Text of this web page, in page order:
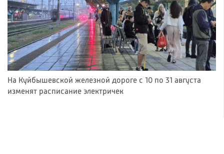
На Куйбышевской железной дороге с 10 по 31 августа
изменят расписание электричек